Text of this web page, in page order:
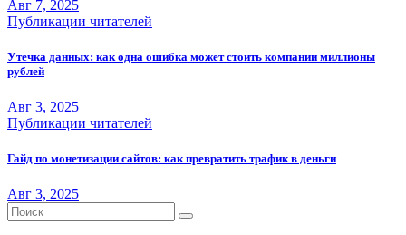
Авг 7, 2025
Публикации читателей
Утечка данных: как одна ошибка может стоить компании миллионы
рублей
Авг 3, 2025
Публикации читателей
Гайд по монетизации сайтов: как превратить трафик в деньги
Авг 3, 2025